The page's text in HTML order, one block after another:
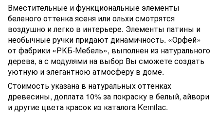
Вместительные и функциональные элементы
беленого оттенка ясеня или ольхи смотрятся
воздушно и легко в интерьере. Элементы патины и
необычные ручки придают динамичность. «Орфей»
от фабрики «РКБ-Мебель», выполнен из натурального
дерева, а с модулями на выбор Вы сможете создать
уютную и элегантною атмосферу в доме.
Стоимость указана в натуральных оттенках
древесины, доплата 10% за покраску в белый, айвори
и другие цвета красок из каталога Kemilac.